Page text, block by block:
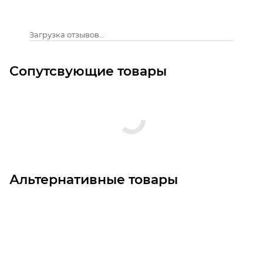
Загрузка отзывов...
Сопутсвующие товары
Альтернативные товары